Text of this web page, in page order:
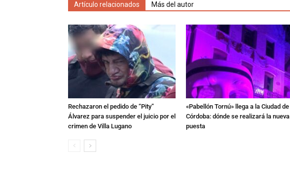
Artículo relacionados Más del autor
Rechazaron el pedido de “Pity”
Álvarez para suspender el juicio por el
crimen de Villa Lugano
«Pabellón Tornú» llega a la Ciudad de
Córdoba: dónde se realizará la nueva
puesta